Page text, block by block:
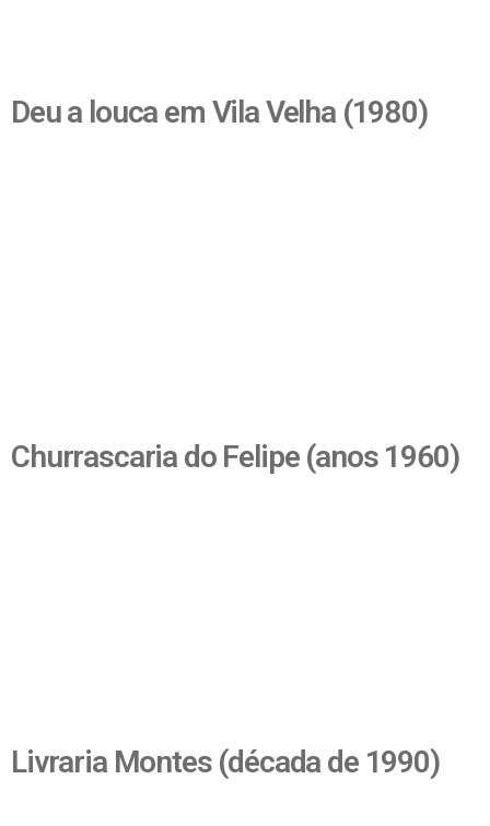
Deu a louca em Vila Velha (1980)
Churrascaria do Felipe (anos 1960)
Livraria Montes (década de 1990)